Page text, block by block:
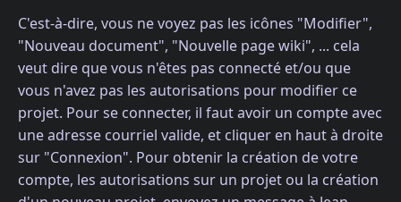
C'est-à-dire, vous ne voyez pas les icônes "Modifier",
"Nouveau document", "Nouvelle page wiki", ... cela
veut dire que vous n'êtes pas connecté et/ou que
vous n'avez pas les autorisations pour modifier ce
projet. Pour se connecter, il faut avoir un compte avec
une adresse courriel valide, et cliquer en haut à droite
sur "Connexion". Pour obtenir la création de votre
compte, les autorisations sur un projet ou la création